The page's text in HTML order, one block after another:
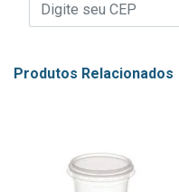
Produtos Relacionados